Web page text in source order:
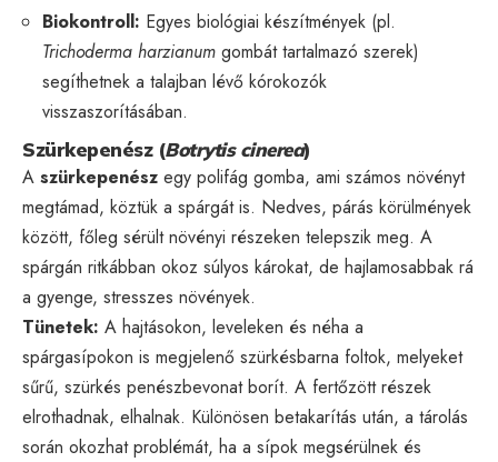
Biokontroll: Egyes biológiai készítmények (pl.
Trichoderma harzianum gombát tartalmazó szerek)
segíthetnek a talajban lévő kórokozók
visszaszorításában.
Szürkepenész (Botrytis cinerea)
A szürkepenész egy polifág gomba, ami számos növényt
megtámad, köztük a spárgát is. Nedves, párás körülmények
között, főleg sérült növényi részeken telepszik meg. A
spárgán ritkábban okoz súlyos károkat, de hajlamosabbak rá
a gyenge, stresszes növények.
Tünetek: A hajtásokon, leveleken és néha a
spárgasípokon is megjelenő szürkésbarna foltok, melyeket
sűrű, szürkés penészbevonat borít. A fertőzött részek
elrothadnak, elhalnak. Különösen betakarítás után, a tárolás
során okozhat problémát, ha a sípok megsérülnek és